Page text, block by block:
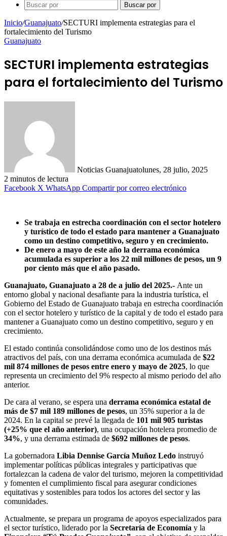
Buscar por
Inicio/Guanajuato/SECTURI implementa estrategias para el
fortalecimiento del Turismo
Guanajuato
SECTURI implementa estrategias
para el fortalecimiento del Turismo
Noticias Guanajuatolunes, 28 julio, 2025
2 minutos de lectura
Facebook X WhatsApp Compartir por correo electrónico
Se trabaja en estrecha coordinación con el sector hotelero
y turístico de todo el estado para mantener a Guanajuato
como un destino competitivo, seguro y en crecimiento.
De enero a mayo de este año la derrama económica
acumulada es superior a los 22 mil millones de pesos, un 9
por ciento más que el año pasado.
Guanajuato, Guanajuato a 28 de a julio del 2025.- Ante un
entorno global y nacional desafiante para la industria turística, el
Gobierno del Estado de Guanajuato trabaja en estrecha coordinación
con el sector hotelero y turístico de la capital y de todo el estado para
mantener a Guanajuato como un destino competitivo, seguro y en
crecimiento.
El estado continúa consolidándose como uno de los destinos más
atractivos del país, con una derrama económica acumulada de $22
mil 874 millones de pesos entre enero y mayo de 2025, lo que
representa un crecimiento del 9% respecto al mismo periodo del año
anterior.
De cara al verano, se espera una derrama económica estatal de
más de $7 mil 189 millones de pesos, un 35% superior a la de
2024. En la capital se prevé la llegada de 101 mil 905 turistas
(+25% que el año anterior), una ocupación hotelera promedio de
34%, y una derrama estimada de $692 millones de pesos.
La gobernadora Libia Dennise García Muñoz Ledo instruyó
implementar políticas públicas integrales y participativas que
fortalezcan la cadena de valor del turismo, mejoren la competitividad
y fomenten el cumplimiento fiscal para asegurar condiciones
equitativas y sostenibles para todos los actores del sector y las
comunidades.
Actualmente, se prepara un programa de apoyos especializados para
el sector turístico, liderado por la Secretaría de Economía y la